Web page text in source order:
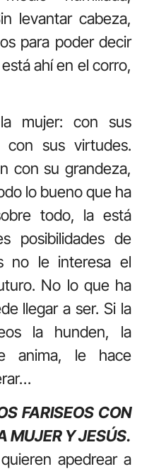
levantar cabeza,
para poder decir
ahí en el corro,
mujer: con sus
con sus virtudes.
con su grandeza,
lo bueno que ha
todo, la está
posibilidades de
no le interesa el
No lo que ha
llegar a ser. Si la
la hunden, la
anima, le hace
FARISEOS CON
MUJER Y JESÚS.
apedrear a